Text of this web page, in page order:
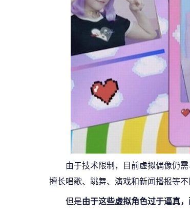
由于技术限制，目前虚拟偶像仍
擅长唱歌、跳舞、演戏和新闻播报等
但是由于这些虚拟角色过于逼真